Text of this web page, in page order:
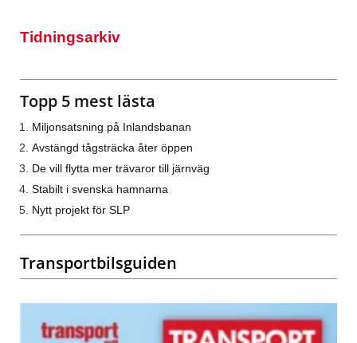
Tidningsarkiv
Topp 5 mest lästa
Miljonsatsning på Inlandsbanan
Avstängd tågsträcka åter öppen
De vill flytta mer trävaror till järnväg
Stabilt i svenska hamnarna
Nytt projekt för SLP
Transportbilsguiden